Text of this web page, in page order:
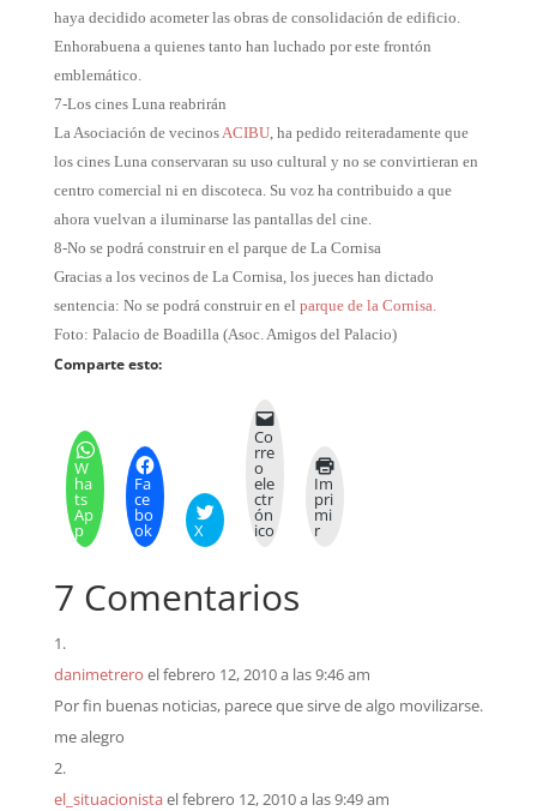
haya decidido acometer las obras de consolidación de edificio.
Enhorabuena a quienes tanto han luchado por este frontón
emblemático.
7-Los cines Luna reabrirán
La Asociación de vecinosACIBU, ha pedido reiteradamente que
los cines Luna conservaran su uso cultural y no se convirtieran en
centro comercial ni en discoteca. Su voz ha contribuido a que
ahora vuelvan a iluminarse las pantallas del cine.
8-No se podrá construir en el parque de La Cornisa
Gracias a los vecinos de La Cornisa, los jueces han dictado
sentencia: No se podrá construir en el parque de la Cornisa.
Foto: Palacio de Boadilla (Asoc. Amigos del Palacio)
Comparte esto:
W
ha
ts
Ap
p
Fa
ce
bo
ok X
Co
rre
o
ele
ctr
ón
ico
Im
pri
mi
r
7 Comentarios
danimetrero el febrero 12, 2010 a las 9:46 am
Por fin buenas noticias, parece que sirve de algo movilizarse.
me alegro
el_situacionistael febrero 12, 2010 a las 9:49 am